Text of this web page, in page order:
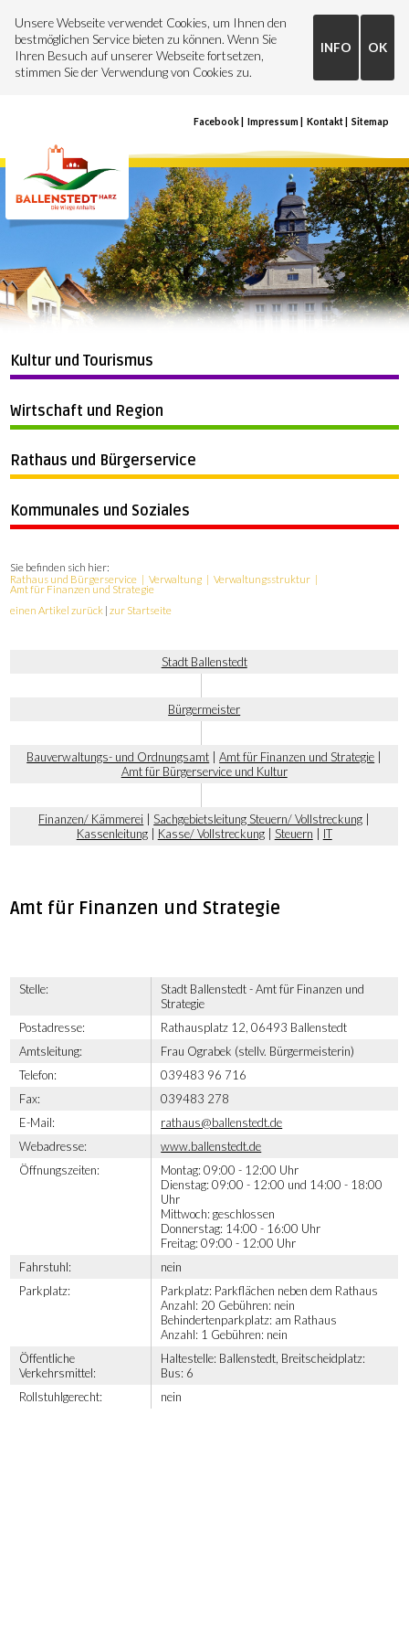
Unsere Webseite verwendet Cookies, um Ihnen den
bestmöglichen Service bieten zu können. Wenn Sie
Ihren Besuch auf unserer Webseite fortsetzen,
stimmen Sie der Verwendung von Cookies zu.
INFO OK
Facebook Impressum Kontakt Sitemap
Kultur und Tourismus
Wirtschaft und Region
Rathaus und Bürgerservice
Kommunales und Soziales
Sie befinden sich hier:
Rathaus und Bürgerservice
Verwaltung
Verwaltungsstruktur
Amt für Finanzen und Strategie
einen Artikel zurück |zur Startseite
Stadt Ballenstedt
Bürgermeister
Bauverwaltungs- und Ordnungsamt |Amt für Finanzen und Strategie
Amt für Bürgerservice und Kultur
Finanzen/ Kämmerei Sachgebietsleitung Steuern/ Vollstreckung
Kassenleitung| Kasse/ Vollstreckung| Steuern IT
Amt für Finanzen und Strategie
Stelle:
Stadt Ballenstedt - Amt für Finanzen und
Strategie
Postadresse:
Rathausplatz 12, 06493 Ballenstedt
Amtsleitung:
Frau Ograbek (stellv. Bürgermeisterin)
Telefon:
039483 96 716
Fax:
039483 278
E-Mail:
rathaus@ballenstedt.de
Webadresse:
www.ballenstedt.de
Öffnungszeiten:
Montag: 09:00 - 12:00 Uhr
Dienstag: 09:00 - 12:00 und 14:00 - 18:00
Uhr
Mittwoch: geschlossen
Donnerstag: 14:00 - 16:00 Uhr
Freitag: 09:00 - 12:00 Uhr
Fahrstuhl:
nein
Parkplatz:
Parkplatz: Parkflächen neben dem Rathaus
Anzahl: 20 Gebühren: nein
Behindertenparkplatz: am Rathaus
Anzahl: 1 Gebühren: nein
Öffentliche
Verkehrsmittel:
Haltestelle: Ballenstedt, Breitscheidplatz:
Bus: 6
Rollstuhlgerecht:
nein